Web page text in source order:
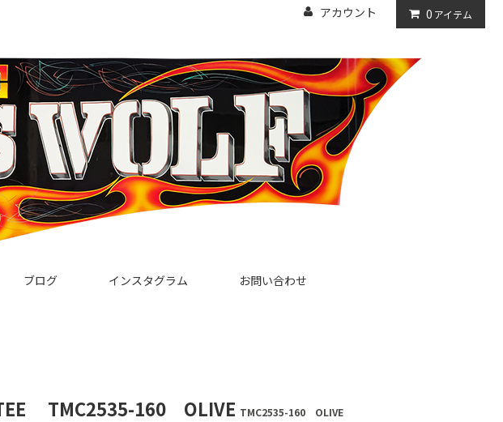
アカウント 0 アイテム
ブログ インスタグラム お問い合わせ
TMC2535-160 OLIVE TMC2535-160 OLIVE